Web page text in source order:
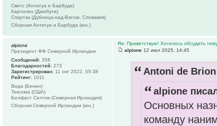
Светс (Антигуа и Барбуда)
Картилех (Джибути)
Спартак (Дубница-над-Вагом, Словакия)
Сборная Антигуа и Барбуда (юн.)
Re: Приветствую! Хотелось обсудить
alpione 12 июл 2025, 14:45
Antoni de
alpione
Основных
команду
alpione
Президент ФФ Северной Ирландии
Сообщений: 358
Благодарностей: 273
Зарегистрирован: 11 окт 2022, 05:38
Рейтинг: 1011
Вида (Бенин)
Тексома (США)
Белфаст Селтик (Северная Ирландия)
Сборная Северной Ирландии (юн.)